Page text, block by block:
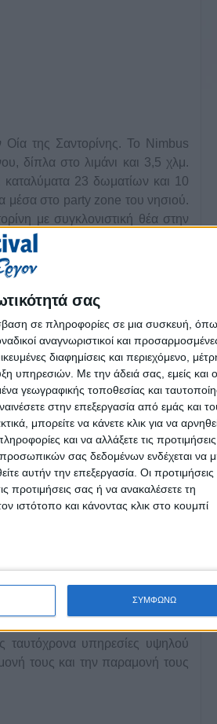
σας
σε πληροφορίες σε μια συσκευή,
αναγνωριστικοί και
διαφημίσεις και περιεχόμενο,
υπηρεσιών. Με την άδειά σας, εμείς και
γεωγραφικής τοποθεσίας και
στην επεξεργασία από εμάς και
μπορείτε να κάνετε κλικ για να
και να αλλάξετε τις
σας δεδομένων ενδέχεται να
αυτήν την επεξεργασία. Οι
προτιμήσεις σας ή να ανακαλέσετε τη
ιστότοπο και κάνοντας κλικ στο κουμπί
ΣΥΜΦΩΝΩ
της Σαντορίνης. Το Nimbus
δίπλα στο λιμάνι και 3,5 χλμ.
23 δωματίων και 10
μέσα στο party zone του νησιού.
με συγκλονιστική θέα στην
εκλεπτυσμένη διαμονή με
που χαρακτηρίζονται από ζεστή
Nimbus Hotels.
ανθρώπινο, αυθεντικό τρόπο
Η απλότητα που διαχέεται
ένα καταφύγιο μακριά από
εξυπηρέτηση, 24/7
οποιαδήποτε επιθυμία τους,
ή μια εκδρομή σε κάποιο
ταυτόχρονα υπηρεσίες υψηλού
τους και την παραμονή τους